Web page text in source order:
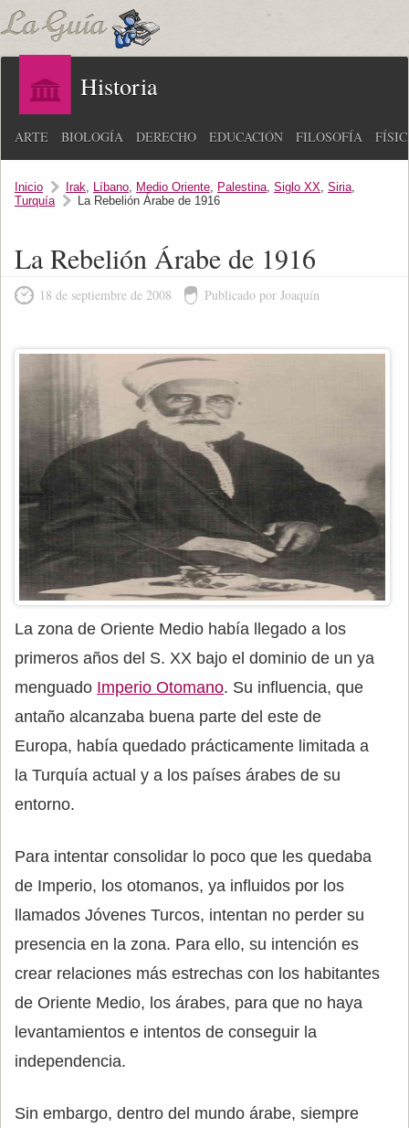
Historia
ARTE BIOLOGÍA DERECHO EDUCACIÓN FILOSOFÍA
Inicio Irak, Líbano, Medio Oriente, Palestina, Siglo XX, Siria,
Turquía
La Rebelión Árabe de 1916
La Rebelión Árabe de 1916
18 de septiembre de 2008 Publicado por Joaquín
La zona de Oriente Medio había llegado a los
primeros años del S. XX bajo el dominio de un ya
menguado Imperio Otomano. Su influencia, que
antaño alcanzaba buena parte del este de
Europa, había quedado prácticamente limitada a
la Turquía actual y a los países árabes de su
entorno.
Para intentar consolidar lo poco que les quedaba
de Imperio, los otomanos, ya influidos por los
llamados Jóvenes Turcos, intentan no perder su
presencia en la zona. Para ello, su intención es
crear relaciones más estrechas con los habitantes
de Oriente Medio, los árabes, para que no haya
levantamientos e intentos de conseguir la
independencia.
Sin embargo, dentro del mundo árabe, siempre